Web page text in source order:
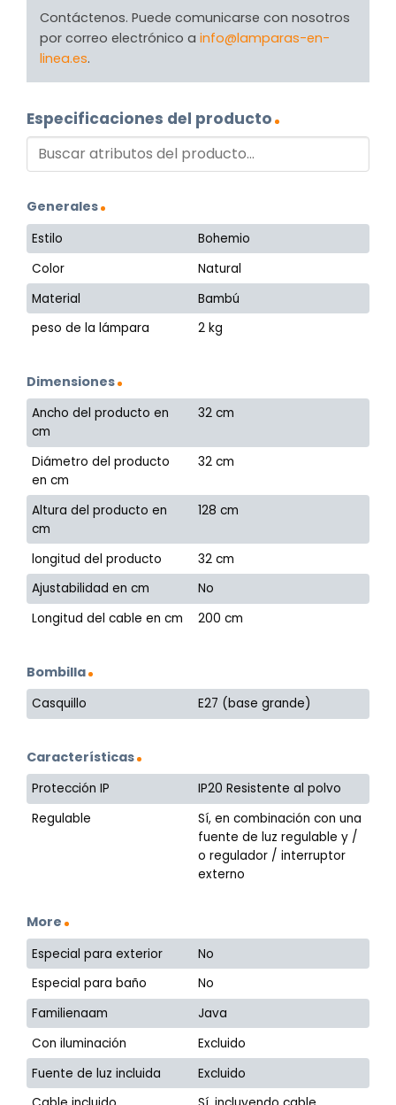
Contáctenos. Puede comunicarse con nosotros
por correo electrónico a info@lamparas-en-
linea.es.
Especificaciones del producto
Generales
Estilo
Bohemio
Color
Natural
Material
Bambú
peso de la lámpara
2 kg
Dimensiones
Ancho del producto en
cm
32 cm
Diámetro del producto
en cm
32 cm
Altura del producto en
cm
128 cm
longitud del producto
32 cm
Ajustabilidad en cm
No
Longitud del cable en cm
200 cm
Bombilla
Casquillo E27 (base grande)
Características
Protección IP
IP20 Resistente al polvo
Regulable
Sí, en combinación con una
fuente de luz regulable y /
o regulador / interruptor
externo
More
Especial para exterior
No
Especial para baño
No
Familienaam
Java
Con iluminación
Excluido
Fuente de luz incluida
Excluido